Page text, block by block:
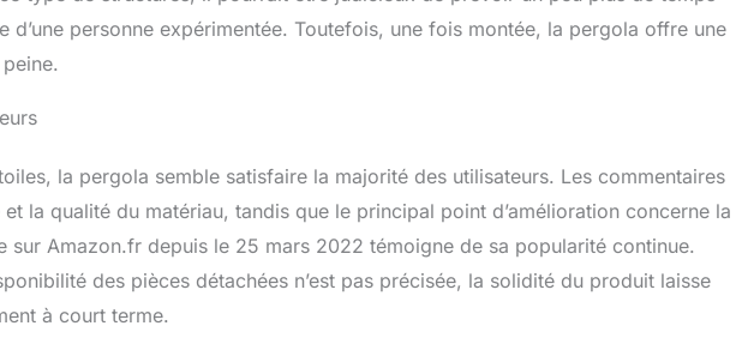
d’une personne expérimentée. Toutefois, une fois montée, la pergola offre une
la pergola semble satisfaire la majorité des utilisateurs. Les commentaires
la qualité du matériau, tandis que le principal point d’amélioration concerne la
sur Amazon.fr depuis le 25 mars 2022 témoigne de sa popularité continue.
des pièces détachées n’est pas précisée, la solidité du produit laisse
à court terme.